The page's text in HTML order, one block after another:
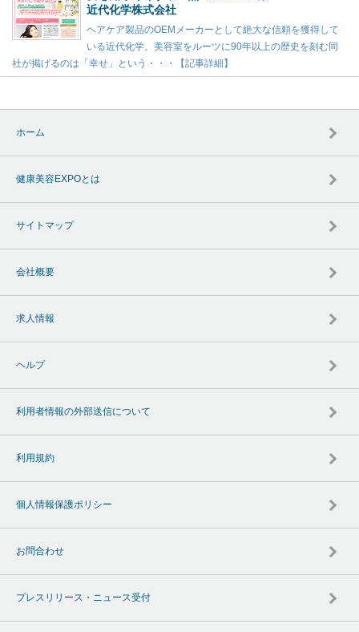
近代化学株式会社
ヘアケア製品のOEMメーカーとして絶大な信頼を獲得して
いる近代化学。美容室をルーツに90年以上の歴史を刻む同
社が掲げるのは「幸せ」という・・・【記事詳細】
ホーム
健康美容EXPOとは
サイトマップ
会社概要
求人情報
ヘルプ
利用者情報の外部送信について
利用規約
個人情報保護ポリシー
お問合わせ
プレスリリース・ニュース受付